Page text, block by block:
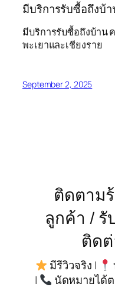
มีบริการรับซื้อถึงบ้
มีบริการรับซื้อถึงบ้าน
พะเยาและเชียงราย
September 2, 2025
ติดตาม
ลูกค้า / รั
ติด
มีรีวิวจริง |
|
นัดหมายได้ต